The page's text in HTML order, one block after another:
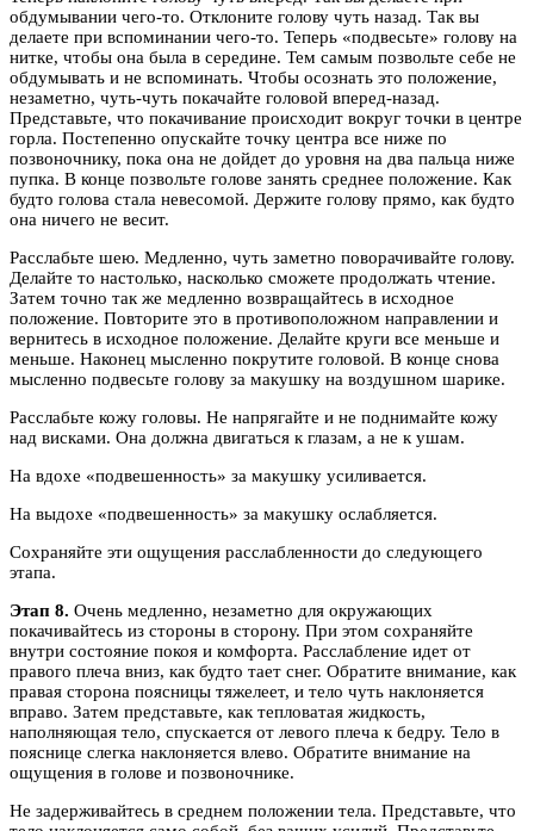
обдумывании чего-то. Отклоните голову чуть назад. Так вы
делаете при вспоминании чего-то. Теперь «подвесьте» голову на
нитке, чтобы она была в середине. Тем самым позвольте себе не
обдумывать и не вспоминать. Чтобы осознать это положение,
незаметно, чуть-чуть покачайте головой вперед-назад.
Представьте, что покачивание происходит вокруг точки в центре
горла. Постепенно опускайте точку центра все ниже по
позвоночнику, пока она не дойдет до уровня на два пальца ниже
пупка. В конце позвольте голове занять среднее положение. Как
будто голова стала невесомой. Держите голову прямо, как будто
она ничего не весит.
Расслабьте шею. Медленно, чуть заметно поворачивайте голову.
Делайте то настолько, насколько сможете продолжать чтение.
Затем точно так же медленно возвращайтесь в исходное
положение. Повторите это в противоположном направлении и
вернитесь в исходное положение. Делайте круги все меньше и
меньше. Наконец мысленно покрутите головой. В конце снова
мысленно подвесьте голову за макушку на воздушном шарике.
Расслабьте кожу головы. Не напрягайте и не поднимайте кожу
над висками. Она должна двигаться к глазам, а не к ушам.
На вдохе «подвешенность» за макушку усиливается.
На выдохе «подвешенность» за макушку ослабляется.
Сохраняйте эти ощущения расслабленности до следующего
этапа.
Этап 8. Очень медленно, незаметно для окружающих
покачивайтесь из стороны в сторону. При этом сохраняйте
внутри состояние покоя и комфорта. Расслабление идет от
правого плеча вниз, как будто тает снег. Обратите внимание, как
правая сторона поясницы тяжелеет, и тело чуть наклоняется
вправо. Затем представьте, как тепловатая жидкость,
наполняющая тело, спускается от левого плеча к бедру. Тело в
пояснице слегка наклоняется влево. Обратите внимание на
ощущения в голове и позвоночнике.
Не задерживайтесь в среднем положении тела. Представьте, что